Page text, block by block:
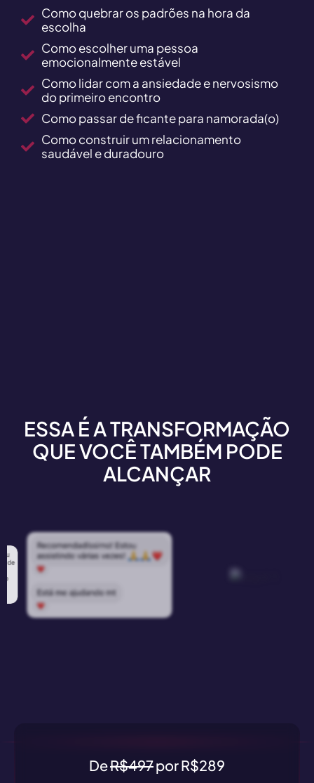
Como quebrar os padrões na hora da
escolha​
Como escolher uma pessoa
emocionalmente estável
Como lidar com a ansiedade e nervosismo
do primeiro encontro
Como passar de ficante para namorada(o)
Como construir um relacionamento
saudável e duradouro
ESSA É A TRANSFORMAÇÃO
QUE VOCÊ TAMBÉM PODE
ALCANÇAR
DeR$497por R$289